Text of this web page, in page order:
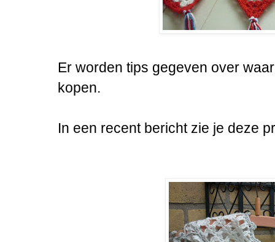
Er worden tips gegeven over
kopen.
In een recent bericht zie je deze